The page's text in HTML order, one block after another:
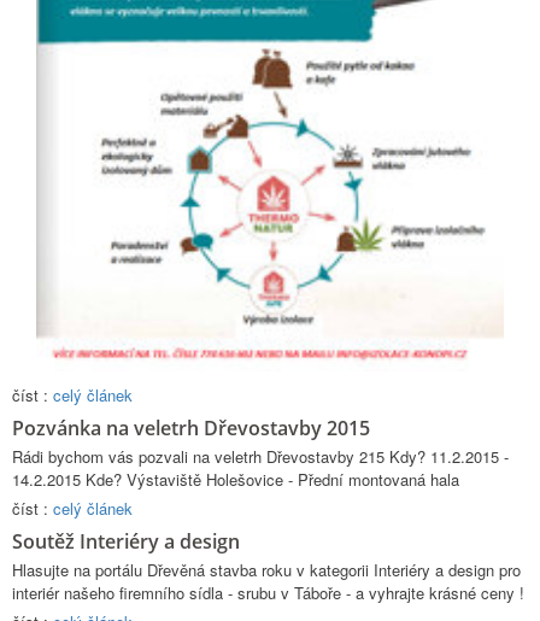
číst : celý článek
Pozvánka na veletrh Dřevostavby 2015
Rádi bychom vás pozvali na veletrh Dřevostavby 215 Kdy? 11.2.2015 -
14.2.2015 Kde? Výstaviště Holešovice - Přední montovaná hala
číst : celý článek
Soutěž Interiéry a design
Hlasujte na portálu Dřevěná stavba roku v kategorii Interiéry a design pro
interiér našeho firemního sídla - srubu v Táboře - a vyhrajte krásné ceny !